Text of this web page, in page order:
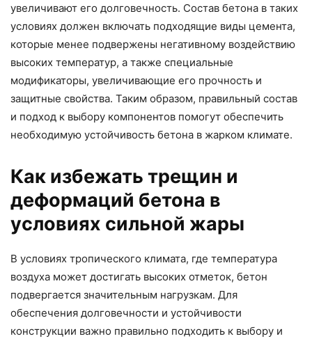
увеличивают его долговечность. Состав бетона в таких
условиях должен включать подходящие виды цемента,
которые менее подвержены негативному воздействию
высоких температур, а также специальные
модификаторы, увеличивающие его прочность и
защитные свойства. Таким образом, правильный состав
и подход к выбору компонентов помогут обеспечить
необходимую устойчивость бетона в жарком климате.
Как избежать трещин и
деформаций бетона в
условиях сильной жары
В условиях тропического климата, где температура
воздуха может достигать высоких отметок, бетон
подвергается значительным нагрузкам. Для
обеспечения долговечности и устойчивости
конструкции важно правильно подходить к выбору и